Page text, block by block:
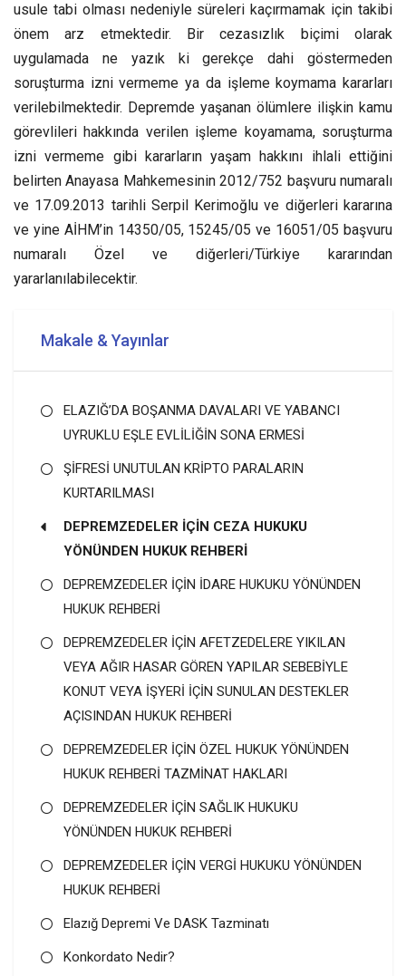
usule tabi olması nedeniyle süreleri kaçırmamak için takibi
önem arz etmektedir. Bir cezasızlık biçimi olarak
uygulamada ne yazık ki gerekçe dahi göstermeden
soruşturma izni vermeme ya da işleme koymama kararları
verilebilmektedir. Depremde yaşanan ölümlere ilişkin kamu
görevlileri hakkında verilen işleme koyamama, soruşturma
izni vermeme gibi kararların yaşam hakkını ihlali ettiğini
belirten Anayasa Mahkemesinin 2012/752 başvuru numaralı
ve 17.09.2013 tarihli Serpil Kerimoğlu ve diğerleri kararına
ve yine AİHM’in 14350/05, 15245/05 ve 16051/05 başvuru
numaralı Özel ve diğerleri/Türkiye kararından
yararlanılabilecektir.
Makale & Yayınlar
ELAZIĞ’DA BOŞANMA DAVALARI VE YABANCI
UYRUKLU EŞLE EVLİLİĞİN SONA ERMESİ
ŞİFRESİ UNUTULAN KRİPTO PARALARIN
KURTARILMASI
DEPREMZEDELER İÇİN CEZA HUKUKU
YÖNÜNDEN HUKUK REHBERİ
DEPREMZEDELER İÇİN İDARE HUKUKU YÖNÜNDEN
HUKUK REHBERİ
DEPREMZEDELER İÇİN AFETZEDELERE YIKILAN
VEYA AĞIR HASAR GÖREN YAPILAR SEBEBİYLE
KONUT VEYA İŞYERİ İÇİN SUNULAN DESTEKLER
AÇISINDAN HUKUK REHBERİ
DEPREMZEDELER İÇİN ÖZEL HUKUK YÖNÜNDEN
HUKUK REHBERİ TAZMİNAT HAKLARI
DEPREMZEDELER İÇİN SAĞLIK HUKUKU
YÖNÜNDEN HUKUK REHBERİ
DEPREMZEDELER İÇİN VERGİ HUKUKU YÖNÜNDEN
HUKUK REHBERİ
Elazığ Depremi Ve DASK Tazminatı
Konkordato Nedir?